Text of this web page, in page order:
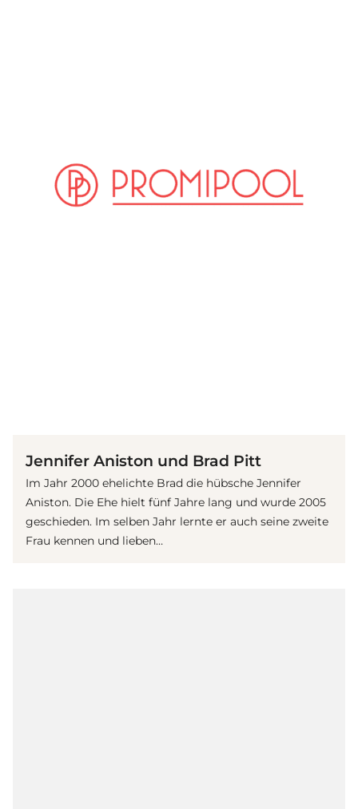
Jennifer Aniston und Brad Pitt
Im Jahr 2000 ehelichte Brad die hübsche Jennifer
Aniston. Die Ehe hielt fünf Jahre lang und wurde 2005
geschieden. Im selben Jahr lernte er auch seine zweite
Frau kennen und lieben…